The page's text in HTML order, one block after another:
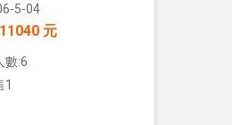
AEG
5-04
元
數:6
1